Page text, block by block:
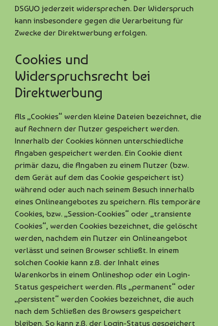
DSGVO jederzeit widersprechen. Der Widerspruch
kann insbesondere gegen die Verarbeitung für
Zwecke der Direktwerbung erfolgen.
Cookies und
Widerspruchsrecht bei
Direktwerbung
Als „Cookies“ werden kleine Dateien bezeichnet, die
auf Rechnern der Nutzer gespeichert werden.
Innerhalb der Cookies können unterschiedliche
Angaben gespeichert werden. Ein Cookie dient
primär dazu, die Angaben zu einem Nutzer (bzw.
dem Gerät auf dem das Cookie gespeichert ist)
während oder auch nach seinem Besuch innerhalb
eines Onlineangebotes zu speichern. Als temporäre
Cookies, bzw. „Session-Cookies“ oder „transiente
Cookies“, werden Cookies bezeichnet, die gelöscht
werden, nachdem ein Nutzer ein Onlineangebot
verlässt und seinen Browser schließt. In einem
solchen Cookie kann z.B. der Inhalt eines
Warenkorbs in einem Onlineshop oder ein Login-
Status gespeichert werden. Als „permanent“ oder
„persistent“ werden Cookies bezeichnet, die auch
nach dem Schließen des Browsers gespeichert
bleiben. So kann z.B. der Login-Status gespeichert